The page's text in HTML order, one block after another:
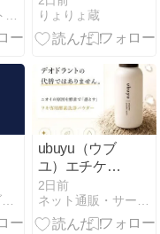
タバレは？予
約開始日や購
ても！
りょりょ蔵
ubuyu（ウブ
ユ）エチケッ
トパウダーウ
ォッシュはワ
キ専用酵素パ
2日前